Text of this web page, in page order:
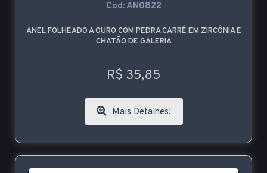
Cod: AN0822
ANEL FOLHEADO A OURO COM PEDRA CARRÊ EM ZIRCÔNIA E
CHATÃO DE GALERIA
R$ 35,85
Mais Detalhes!